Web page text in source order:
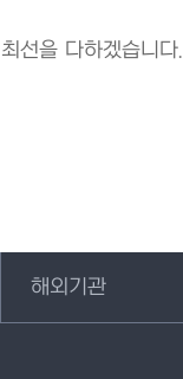
선을 다하겠습니다.
해외기관